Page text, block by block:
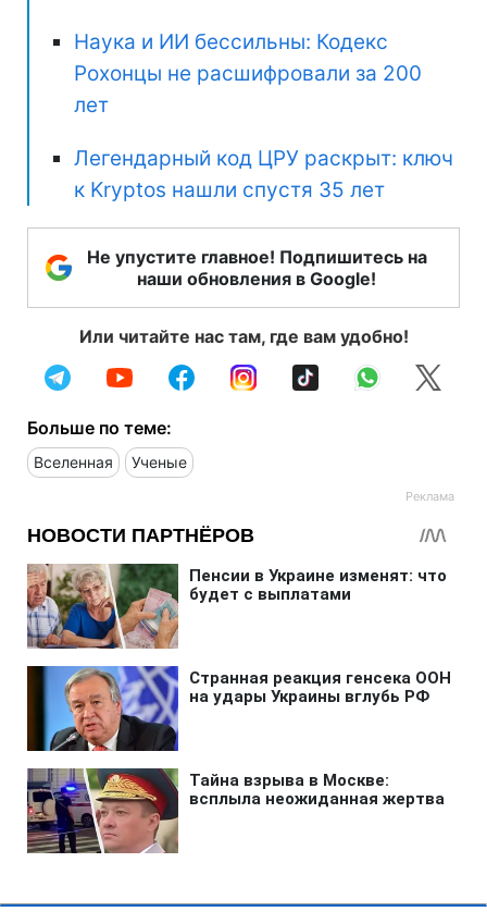
Наука и ИИ бессильны: Кодекс
Рохонцы не расшифровали за 200
лет
Легендарный код ЦРУ раскрыт: ключ
к Kryptos нашли спустя 35 лет
Не упустите главное! Подпишитесь на
наши обновления в Google!
Или читайте нас там, где вам удобно!
Больше по теме:
Вселенная Ученые